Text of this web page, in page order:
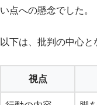
い点への懸念でした。
以下は、批判の中心と
視点